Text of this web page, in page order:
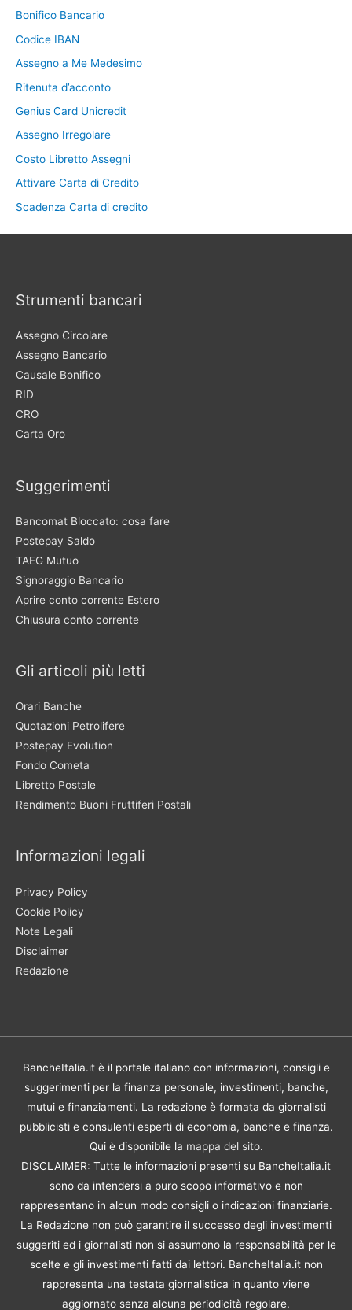
Bonifico Bancario
Codice IBAN
Assegno a Me Medesimo
Ritenuta d’acconto
Genius Card Unicredit
Assegno Irregolare
Costo Libretto Assegni
Attivare Carta di Credito
Scadenza Carta di credito
Strumenti bancari
Assegno Circolare
Assegno Bancario
Causale Bonifico
RID
CRO
Carta Oro
Suggerimenti
Bancomat Bloccato: cosa fare
Postepay Saldo
TAEG Mutuo
Signoraggio Bancario
Aprire conto corrente Estero
Chiusura conto corrente
Gli articoli più letti
Orari Banche
Quotazioni Petrolifere
Postepay Evolution
Fondo Cometa
Libretto Postale
Rendimento Buoni Fruttiferi Postali
Informazioni legali
Privacy Policy
Cookie Policy
Note Legali
Disclaimer
Redazione
BancheItalia.it è il portale italiano con informazioni, consigli e
suggerimenti per la finanza personale, investimenti, banche,
mutui e finanziamenti. La redazione è formata da giornalisti
pubblicisti e consulenti esperti di economia, banche e finanza.
Qui è disponibile la mappa del sito.
DISCLAIMER: Tutte le informazioni presenti su BancheItalia.it
sono da intendersi a puro scopo informativo e non
rappresentano in alcun modo consigli o indicazioni finanziarie.
La Redazione non può garantire il successo degli investimenti
suggeriti ed i giornalisti non si assumono la responsabilità per le
scelte e gli investimenti fatti dai lettori. BancheItalia.it non
rappresenta una testata giornalistica in quanto viene
aggiornato senza alcuna periodicità regolare.